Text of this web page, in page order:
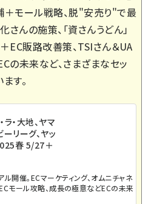
モール戦略、脱"安売り"で最
んの施策、「資さんうどん」
EC販路改善策、TSIさん＆UA
の未来など、さまざまなセッ
す。
ラ・大地、ヤマ
ーリーグ、ヤッ
春 5/27＋
ル開催。ECマーケティング、オムニチャネ
ECモール攻略、成長の極意などECの未来